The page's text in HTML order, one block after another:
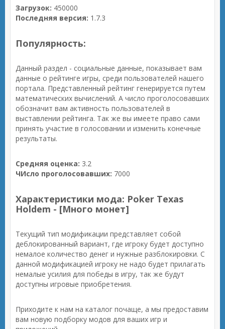
Загрузок: 450000
Последняя версия: 1.7.3
Популярность:
Данный раздел - социальные данные, показывает вам
данные о рейтинге игры, среди пользователей нашего
портала. Представленный рейтинг генерируется путем
математических вычислений. А число проголосовавших
обозначит вам активность пользователей в
выставлении рейтинга. Так же вы имеете право сами
принять участие в голосовании и изменить конечные
результаты.
Средняя оценка: 3.2
ЧИсло проголосовавших: 7000
Характеристики мода: Poker Texas
Holdem - [Много монет]
Текущий тип модификации представляет собой
деблокированный вариант, где игроку будет доступно
немалое количество денег и нужные разблокировки. С
данной модификацией игроку не надо будет прилагать
немалые усилия для победы в игру, так же будут
доступны игровые приобретения.
Приходите к нам на каталог почаще, а мы предоставим
вам новую подборку модов для ваших игр и